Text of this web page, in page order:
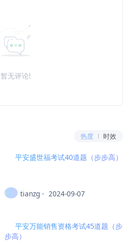
暂无评论!
热度 时效
平安盛世福考试40道题（步步高）
tianzg 2024-09-07
平安万能销售资格考试45道题（步
步高）